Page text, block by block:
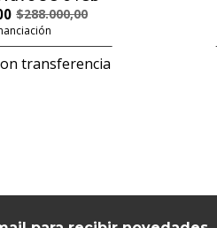
$288.000,00
transferencia